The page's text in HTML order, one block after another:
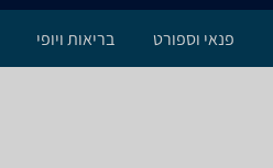
פנאי וספורט בריאות ויופי